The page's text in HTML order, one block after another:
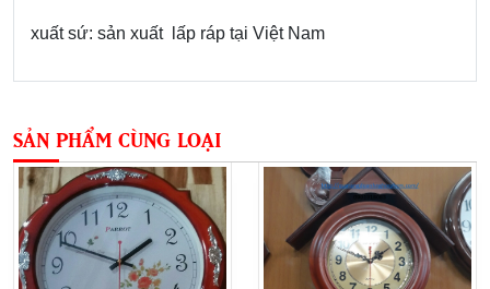
xuất sứ: sản xuất lấp ráp tại Việt Nam
SẢN PHẨM CÙNG LOẠI